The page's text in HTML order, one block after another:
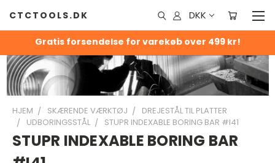
Gratis forsendelse for varekøb over 499 kr!
CTCTOOLS.DK DKK
HJEM SKÆRENDE VÆRKTØJ
DREJESTÅL TIL PLATTER
UDBORINGSSTÅL
STUPR INDEXABLE BORING BAR #I41
STUPR INDEXABLE BORING BAR